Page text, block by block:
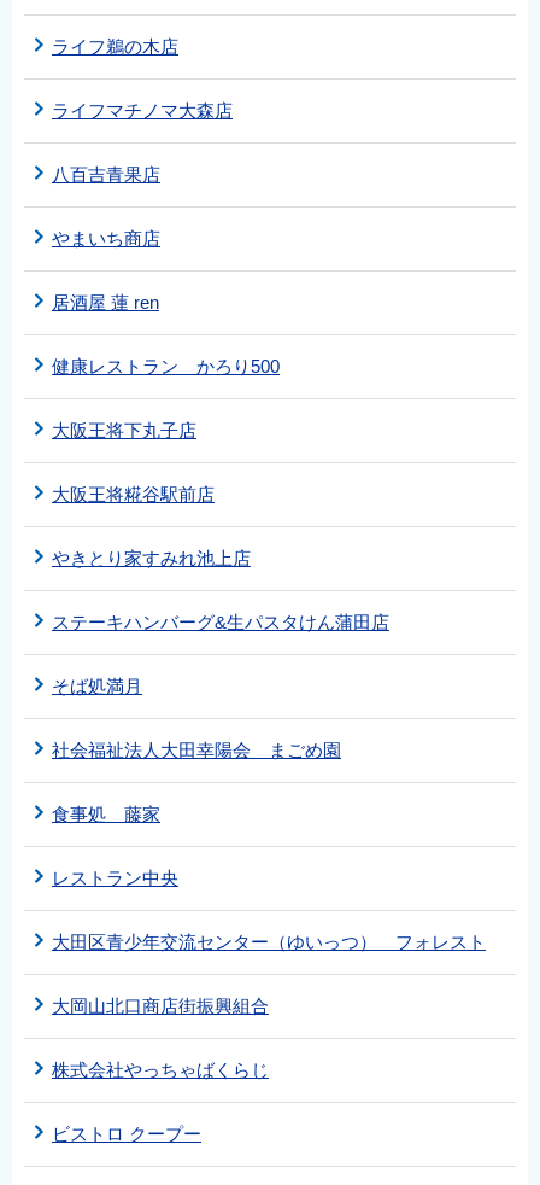
ライフ鵜の木店
ライフマチノマ大森店
八百吉青果店
やまいち商店
居酒屋 蓮 ren
健康レストラン かろり500
大阪王将下丸子店
大阪王将糀谷駅前店
やきとり家すみれ池上店
ステーキハンバーグ&生パスタけん蒲田店
そば処満月
社会福祉法人大田幸陽会 まごめ園
食事処 藤家
レストラン中央
大田区青少年交流センター（ゆいっつ） フォレスト
大岡山北口商店街振興組合
株式会社やっちゃばくらじ
ビストロ クープー